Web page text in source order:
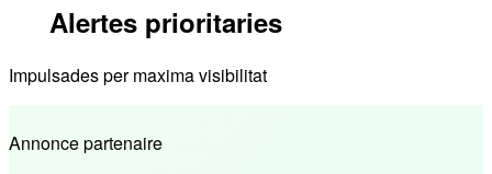
Alertes prioritaries
Impulsades per maxima visibilitat
Annonce partenaire